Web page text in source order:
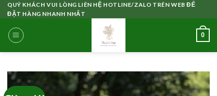
Skip
to
content
QUÝ KHÁCH VUI LÒNG LIÊN HỆ HOTLINE/ZALO TRÊN WEB ĐỂ
ĐẶT HÀNG NHANH NHẤT
0